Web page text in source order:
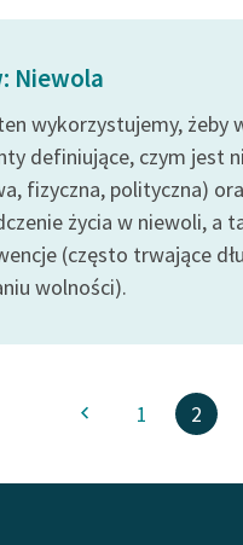
Niewola
wykorzystujemy, żeby
definiujące, czym jest
fizyczna, polityczna)
życia w niewoli, a
(często trwające
wolności).
1 2